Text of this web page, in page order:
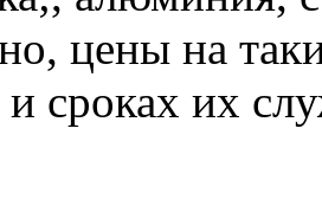
цены на
и сроках их